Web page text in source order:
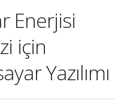
Enerjisi
için
Yazılımı